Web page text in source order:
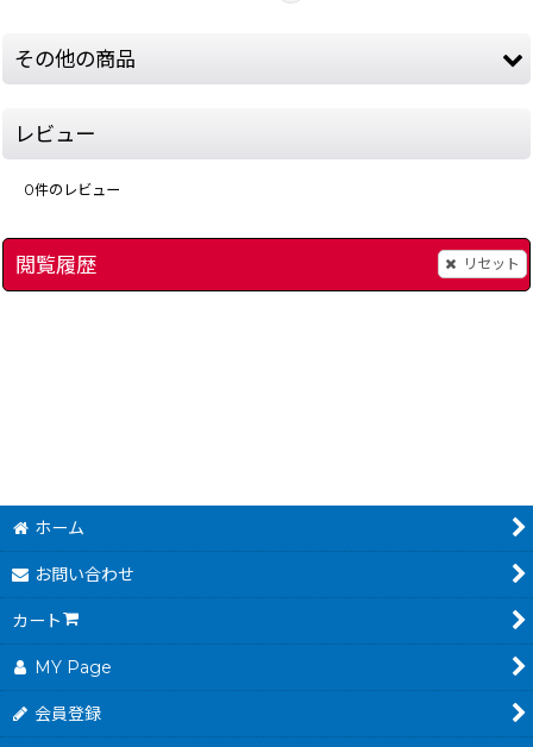
その他の商品
レビュー
0件のレビュー
閲覧履歴 リセット
ホーム
お問い合わせ
カート
MY Page
会員登録